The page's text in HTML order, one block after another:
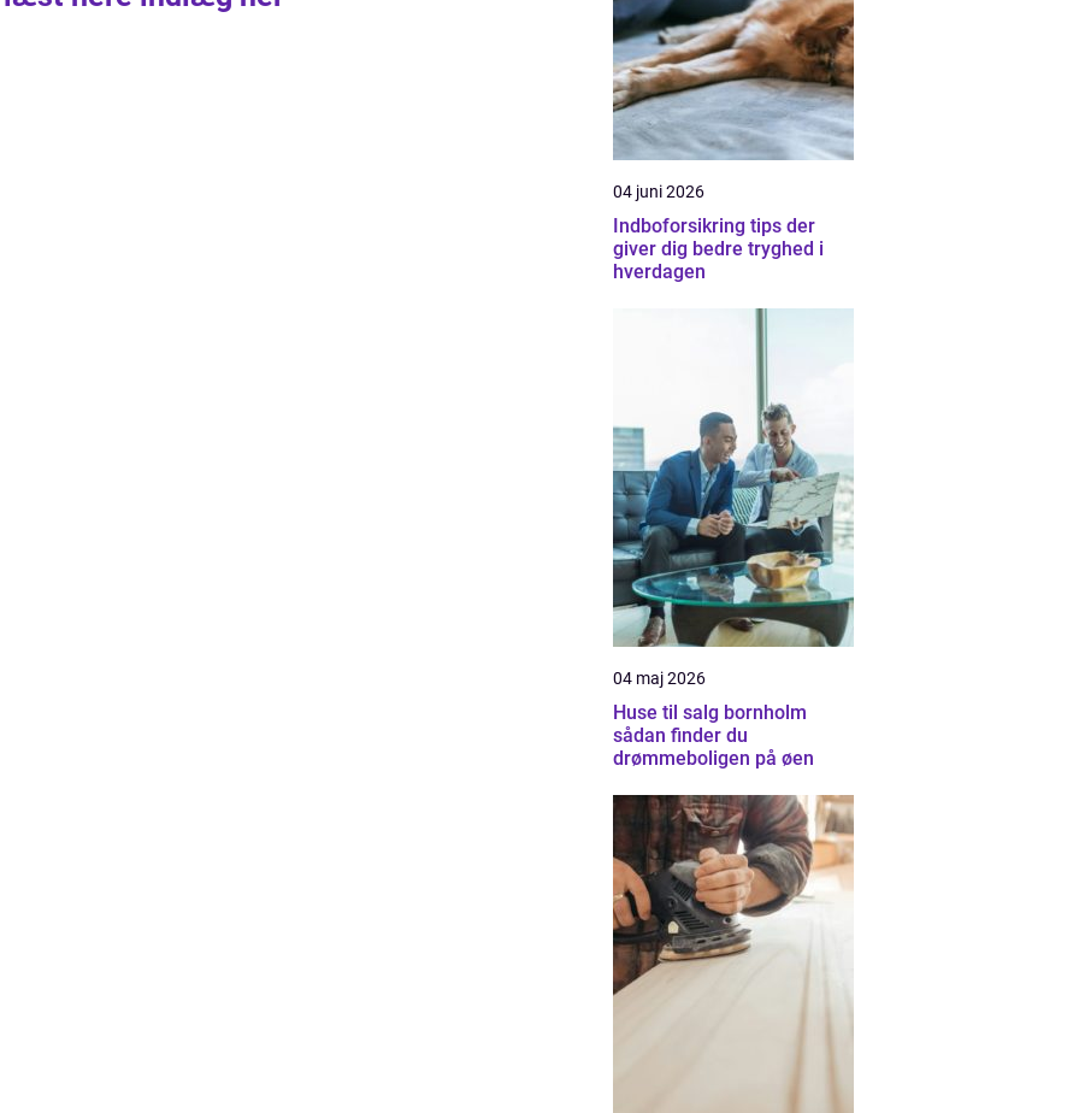
04 juni 2026
Indboforsikring tips der
giver dig bedre tryghed i
hverdagen
04 maj 2026
Huse til salg bornholm
sådan finder du
drømmeboligen på øen